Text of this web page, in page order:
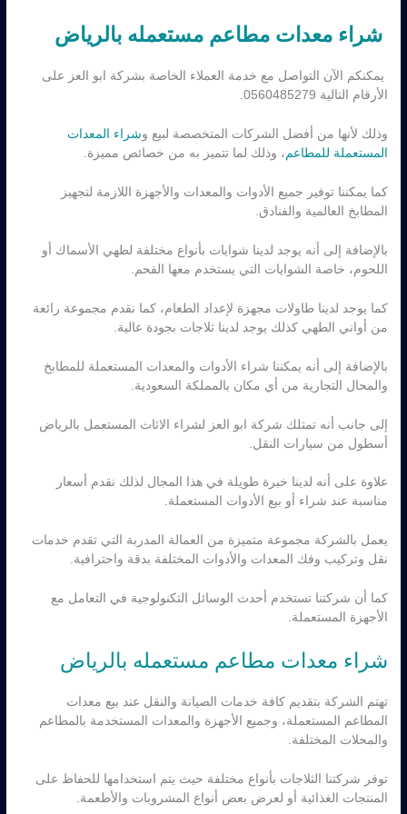
شراء معدات مطاعم مستعمله بالرياض
يمكنكم الآن التواصل مع خدمة العملاء الخاصة بشركة ابو العز على
الأرقام التالية 0560485279.
وذلك لأنها من أفضل الشركات المتخصصة لبيع وشراء المعدات
المستعملة للمطاعم، وذلك لما تتميز به من خصائص مميزة.
كما يمكننا توفير جميع الأدوات والمعدات والأجهزة اللازمة لتجهيز
المطابخ العالمية والفنادق.
بالإضافة إلى أنه يوجد لدينا شوايات بأنواع مختلفة لطهي الأسماك أو
اللحوم، خاصة الشوايات التي يستخدم معها الفحم.
كما يوجد لدينا طاولات مجهزة لإعداد الطعام، كما نقدم مجموعة رائعة
من أواني الطهي كذلك يوجد لدينا ثلاجات بجودة عالية.
بالإضافة إلى أنه يمكننا شراء الأدوات والمعدات المستعملة للمطابخ
والمحال التجارية من أي مكان بالمملكة السعودية.
إلى جانب أنه تمتلك شركة ابو العز لشراء الاثاث المستعمل بالرياض
أسطول من سيارات النقل.
علاوة على أنه لدينا خبرة طويلة في هذا المجال لذلك نقدم أسعار
مناسبة عند شراء أو بيع الأدوات المستعملة.
يعمل بالشركة مجموعة متميزة من العمالة المدربة التي تقدم خدمات
نقل وتركيب وفك المعدات والأدوات المختلفة بدقة واحترافية.
كما أن شركتنا تستخدم أحدث الوسائل التكنولوجية في التعامل مع
الأجهزة المستعملة.
شراء معدات مطاعم مستعمله بالرياض
تهتم الشركة بتقديم كافة خدمات الصيانة والنقل عند بيع معدات
المطاعم المستعملة، وجميع الأجهزة والمعدات المستخدمة بالمطاعم
والمحلات المختلفة.
توفر شركتنا الثلاجات بأنواع مختلفة حيث يتم استخدامها للحفاظ على
المنتجات الغذائية أو لعرض بعض أنواع المشروبات والأطعمة.